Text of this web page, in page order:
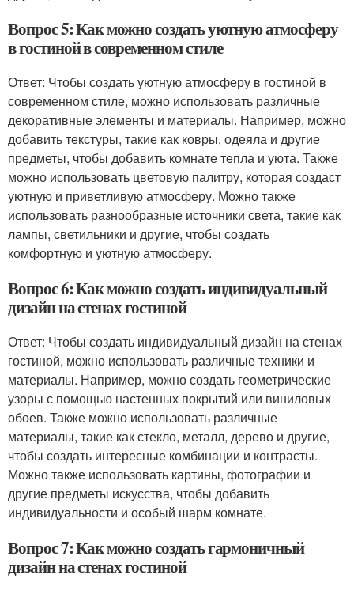
Вопрос 5: Как можно создать уютную атмосферу
в гостиной в современном стиле
Ответ: Чтобы создать уютную атмосферу в гостиной в
современном стиле, можно использовать различные
декоративные элементы и материалы. Например, можно
добавить текстуры, такие как ковры, одеяла и другие
предметы, чтобы добавить комнате тепла и уюта. Также
можно использовать цветовую палитру, которая создаст
уютную и приветливую атмосферу. Можно также
использовать разнообразные источники света, такие как
лампы, светильники и другие, чтобы создать
комфортную и уютную атмосферу.
Вопрос 6: Как можно создать индивидуальный
дизайн на стенах гостиной
Ответ: Чтобы создать индивидуальный дизайн на стенах
гостиной, можно использовать различные техники и
материалы. Например, можно создать геометрические
узоры с помощью настенных покрытий или виниловых
обоев. Также можно использовать различные
материалы, такие как стекло, металл, дерево и другие,
чтобы создать интересные комбинации и контрасты.
Можно также использовать картины, фотографии и
другие предметы искусства, чтобы добавить
индивидуальности и особый шарм комнате.
Вопрос 7: Как можно создать гармоничный
дизайн на стенах гостиной